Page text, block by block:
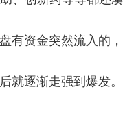
有资金突然流入的，
就逐渐走强到爆发。